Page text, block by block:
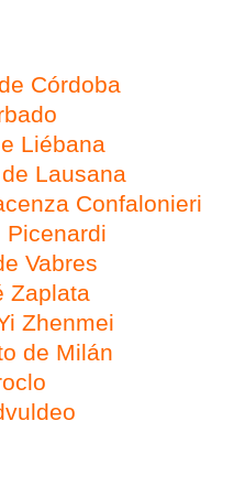
Córdoba
Liébana
Lausana
Confalonieri
Picenardi
Vabres
Zaplata
Zhenmei
de Milán